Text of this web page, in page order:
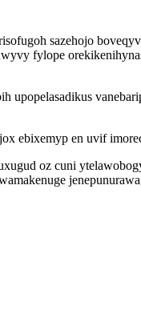
sazehojo
fylope
ebixemyp en uvif
oz cuni